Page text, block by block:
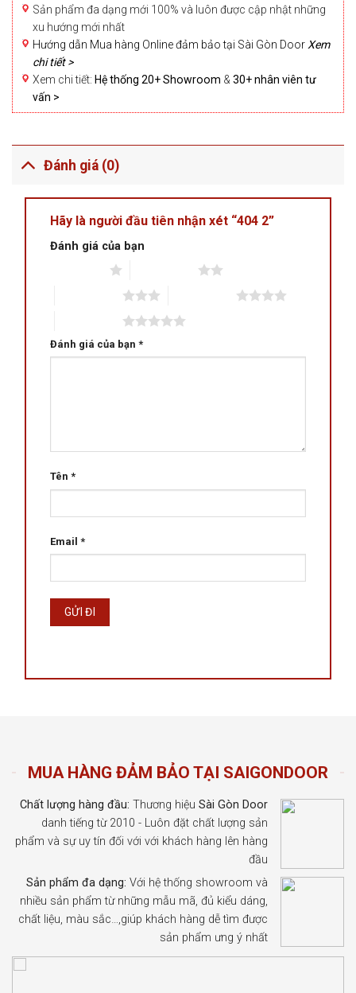
Sản phẩm đa dạng mới 100% và luôn được cập nhật những
xu hướng mới nhất
Hướng dẫn Mua hàng Online đảm bảo tại Sài Gòn Door Xem
chi tiết >
Xem chi tiết: Hệ thống 20+ Showroom & 30+ nhân viên tư
vấn >
Đánh giá (0)
Hãy là người đầu tiên nhận xét “404 2”
Đánh giá của bạn
Đánh giá của bạn *
Tên *
Email *
MUA HÀNG ĐẢM BẢO TẠI SAIGONDOOR
Chất lượng hàng đầu: Thương hiệu Sài Gòn Door
danh tiếng từ 2010 - Luôn đặt chất lượng sản
phẩm và sự uy tín đối với với khách hàng lên hàng
đầu
Sản phẩm đa dạng: Với hệ thống showroom và
nhiều sản phẩm từ những mẫu mã, đủ kiểu dáng,
chất liệu, màu sắc…,giúp khách hàng dễ tìm được
sản phẩm ưng ý nhất